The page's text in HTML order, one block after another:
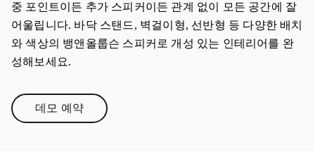
중 포인트이든 추가 스피커이든 관계 없이 모든 공간에 잘
어울립니다. 바닥 스탠드, 벽걸이형, 선반형 등 다양한 배치
와 색상의 뱅앤올룹슨 스피커로 개성 있는 인테리어를 완
성해보세요.
데모 예약Link Opens in New Tab